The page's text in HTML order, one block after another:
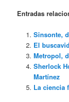
Entradas
Sinsonte,
El
Metropol,
Sherlock
Martínez
La ciencia